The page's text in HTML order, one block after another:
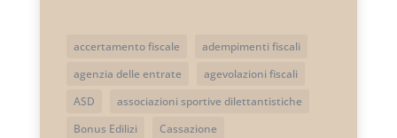
accertamento fiscale
adempimenti fiscali
agenzia delle entrate
agevolazioni fiscali
ASD
associazioni sportive dilettantistiche
Bonus Edilizi
Cassazione